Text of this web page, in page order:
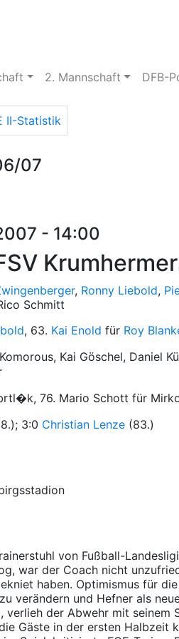
2. Mannschaft DFB-
II-Statistik
07
- 14:00
, Ronny Liebold,
Schmitt
, 63. Kai Enold für Roy
Kai Göschel, Daniel
76. Mario Schott für
3:0 Christian Lenze (83.)
von Fußball-
war der Coach nicht
haben. Optimismus für
verändern und Hefner als
der Abwehr mit
Gäste in der ersten